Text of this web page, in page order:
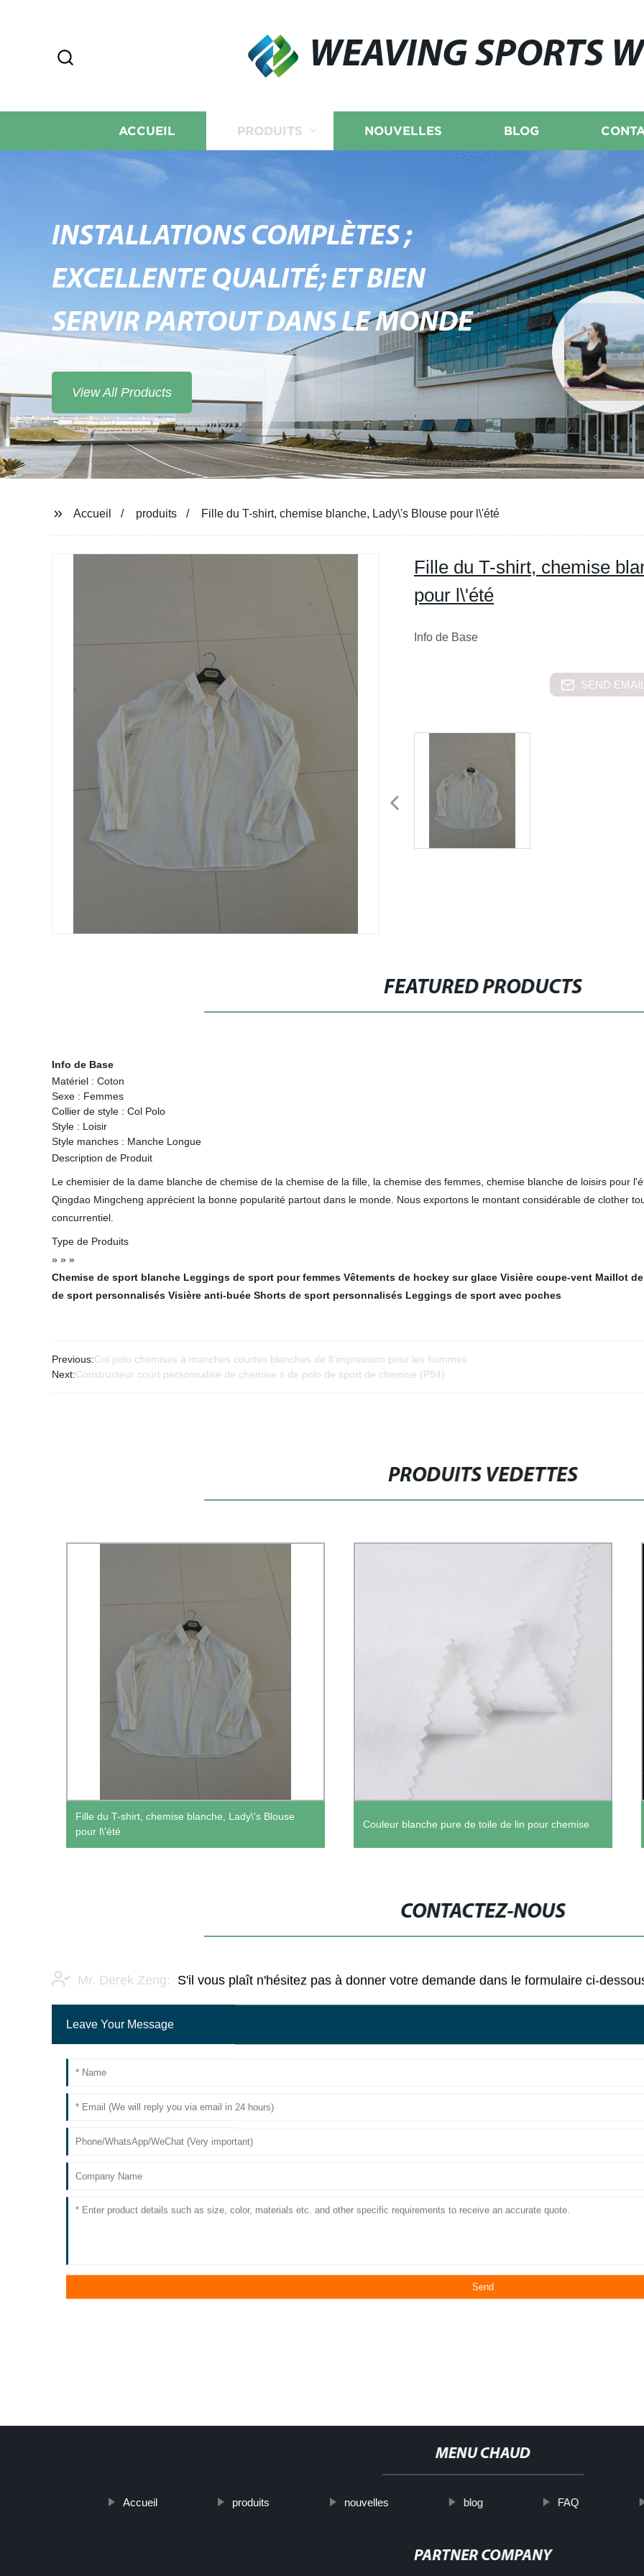
WEAVING SPORTS
ACCUEIL PRODUITS NOUVELLES BLOG
INSTALLATIONS COMPLÈTES ;
EXCELLENTE QUALITÉ; ET BIEN
SERVIR PARTOUT DANS LE MONDE
View All Products
Accueil produits Fille du T-shirt, chemise blanche, Lady\'s Blouse pour l\'été
Fille du T-shirt, chemise
pour l\'été
Info de Base
SEND
FEATURED PRODUCTS
Info de Base
Matériel : Coton
Sexe : Femmes
Collier de style : Col Polo
Style : Loisir
Style manches : Manche Longue
Description de Produit
Le chemisier de la dame blanche de chemise de la chemise de la fille, la chemise des femmes, chemise blanche de loisirs pour
Qingdao Mingcheng apprécient la bonne popularité partout dans le monde. Nous exportons le montant considérable de clother
concurrentiel.
Type de Produits
» » »
Chemise de sport blanche Leggings de sport pour femmes Vêtements de hockey sur glace Visière coupe-vent Maillot
de sport personnalisés Visière anti-buée Shorts de sport personnalisés Leggings de sport avec poches
Previous:Col polo chemises à manches courtes blanches de l\'impression pour les hommes
Next:Constructeur court personnalisé de chemise s de polo de sport de chemise (P94)
PRODUITS VEDETTES
Fille du T-shirt, chemise blanche, Lady\'s Blouse
pour l\'été
Couleur blanche pure de toile de lin pour chemise
CONTACTEZ-NOUS
Mr. Derek Zeng: S'il vous plaît n'hésitez pas à donner votre demande dans le formulaire ci-
MENU CHAUD
Accueil produits nouvelles blog FAQ
PARTNER COMPANY